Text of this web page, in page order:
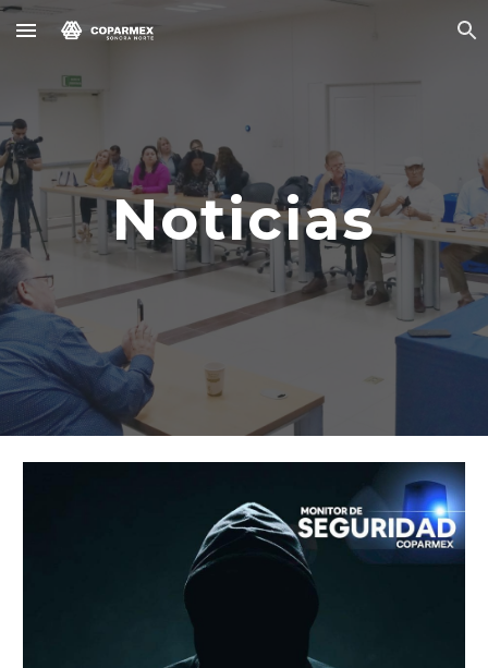
Skip to main content Skip to navigation
Noticias